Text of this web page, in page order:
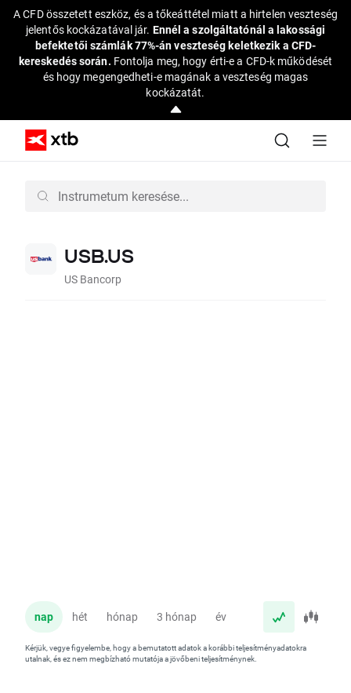
A CFD összetett eszköz, és a tőkeáttétel miatt a hirtelen veszteség
jelentős kockázatával jár. Ennél a szolgáltatónál a lakossági
befektetői számlák 77%-án veszteség keletkezik a CFD-
kereskedés során. Fontolja meg, hogy érti-e a CFD-k működését
és hogy megengedheti-e magának a veszteség magas
kockázatát.
USB.US
US Bancorp
nap hét hónap 3 hónap év
Kérjük, vegye figyelembe, hogy a bemutatott adatok a korábbi teljesítményadatokra
utalnak, és ez nem megbízható mutatója a jövőbeni teljesítménynek.